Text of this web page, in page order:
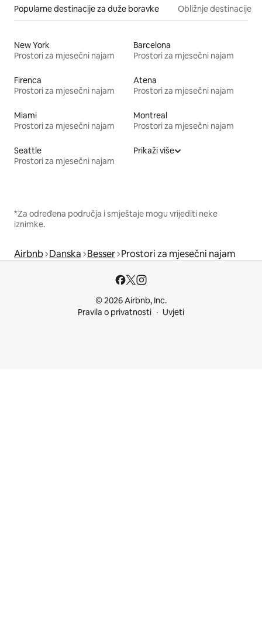
Popularne destinacije za duže boravke Obližnje destinacije
New York
Prostori za mjesečni najam
Barcelona
Prostori za mjesečni najam
Firenca
Prostori za mjesečni najam
Atena
Prostori za mjesečni najam
Miami
Prostori za mjesečni najam
Montreal
Prostori za mjesečni najam
Seattle
Prostori za mjesečni najam
Prikaži više
*Za određena područja i smještaje mogu vrijediti neke
iznimke.
Airbnb Danska Besser Prostori za mjesečni najam
© 2026 Airbnb, Inc.
Pravila o privatnosti
Uvjeti